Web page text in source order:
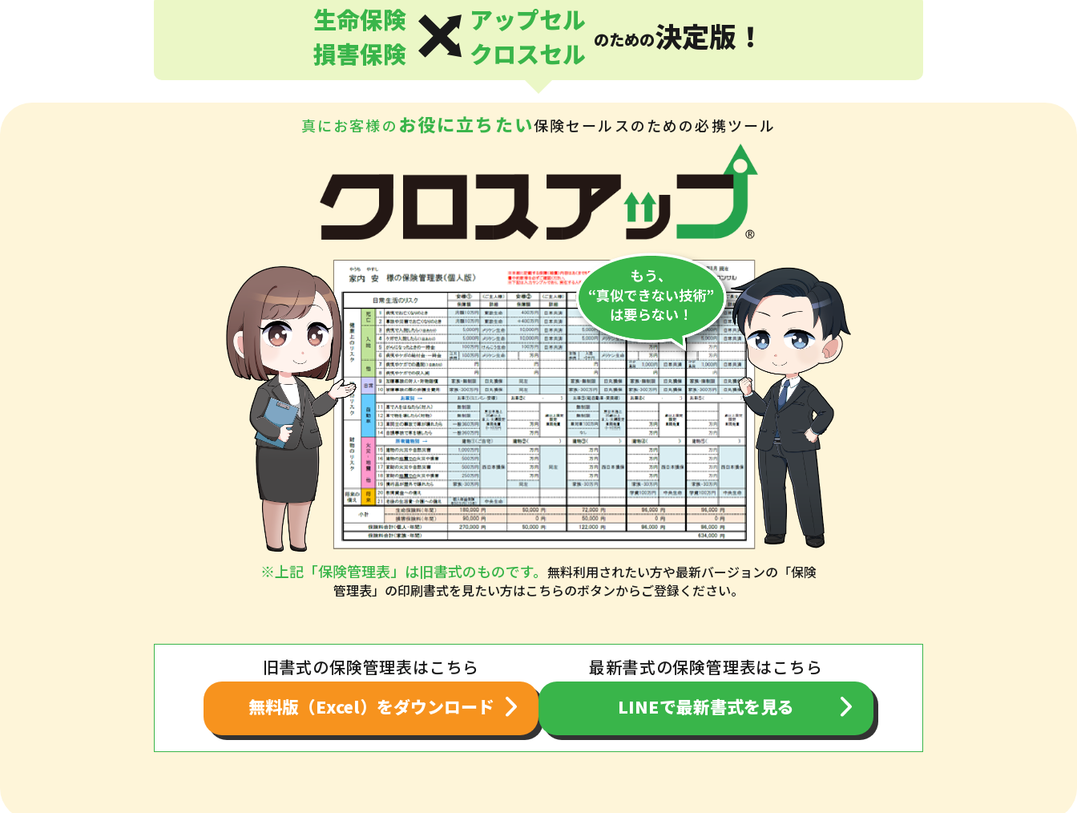
生命保険
損害保険
アップセル
クロスセル のための決定版！
真にお客様の お役に立ちたい保険セールスのための必携ツール
※上記「保険管理表」は旧書式のものです。 無料利用されたい方や最新バージョンの「保険
管理表」の印刷書式を見たい方はこちらのボタンからご登録ください。
旧書式の保険管理表はこちら
無料版（Excel）をダウンロード
最新書式の保険管理表はこちら
LINEで最新書式を見る